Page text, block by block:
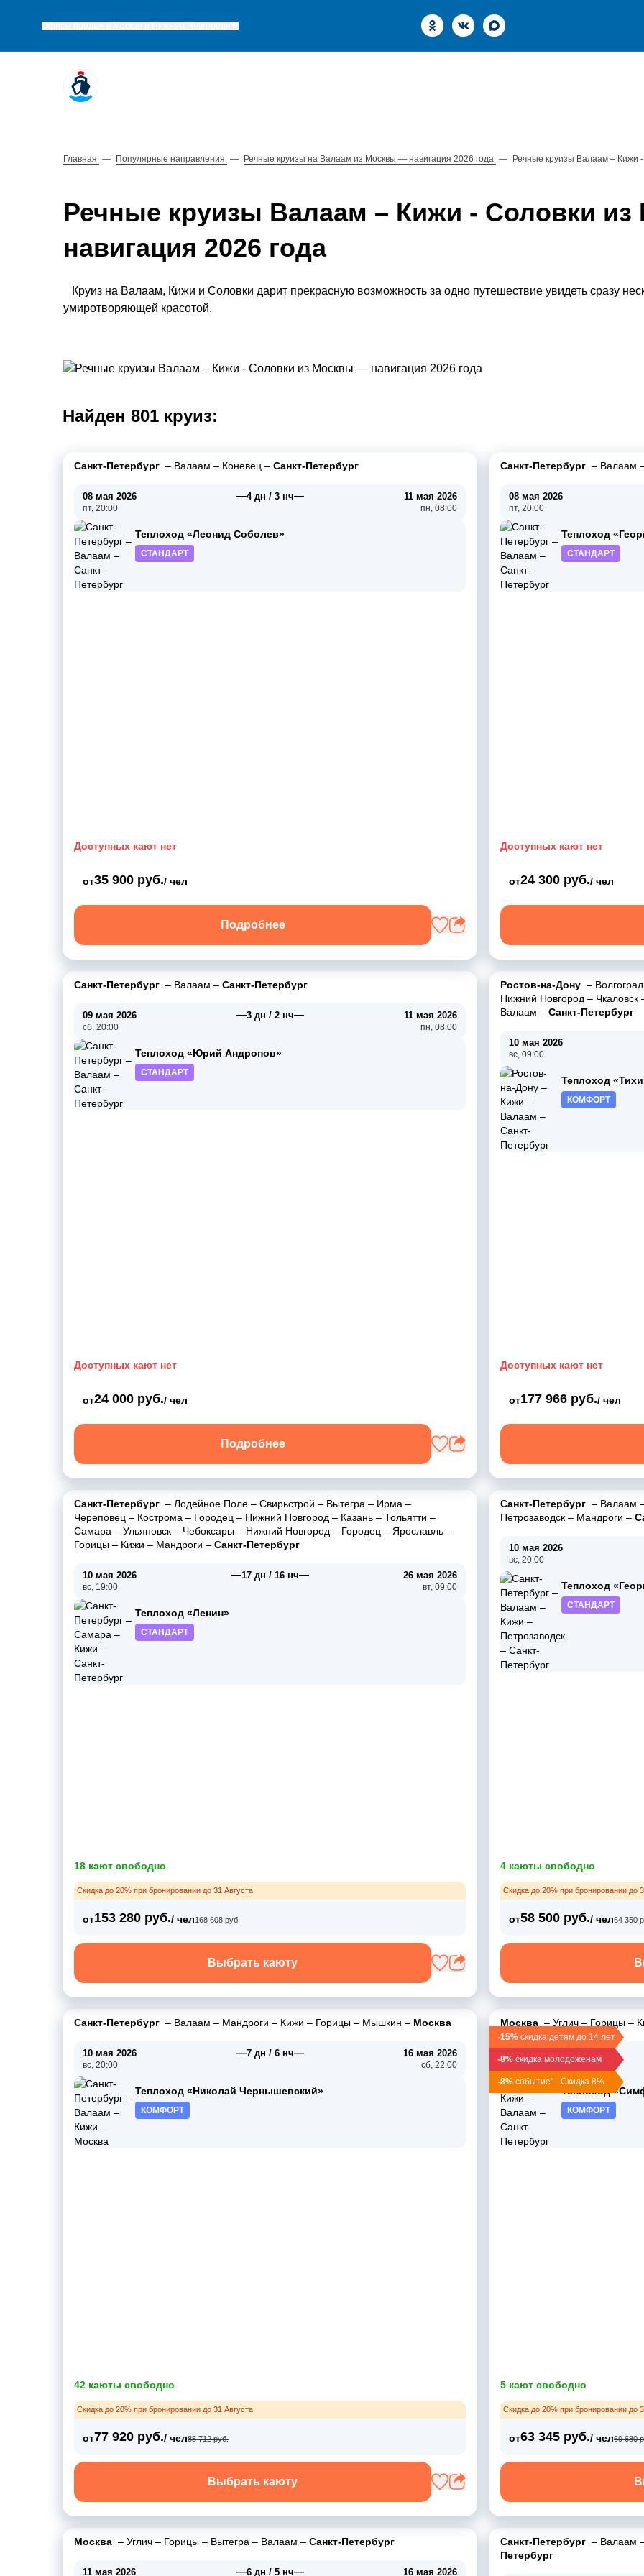
Главная — Популярные направления — Речные круизы на Валаам из Москвы — навигация 2026 года — Речные круизы Валаам – Кижи
Речные круизы Валаам – Кижи - Соловки
навигация 2026 года
Круиз на Валаам, Кижи и Соловки дарит прекрасную возможность за одно путешествие увидеть сразу
умиротворяющей красотой.
Найден 801 круиз:
Санкт-Петербург – Валаам – Коневец – Санкт-Петербург
08 мая 2026
пт, 20:00
—4 дн / 3 нч— 11 мая 2026
пн, 08:00
Теплоход «Леонид Соболев»
СТАНДАРТ
Доступных кают нет
от35 900 руб./ чел
Подробнее
Санкт-Петербург – Валаам
08 мая 2026
пт, 20:00
Теплоход
СТАНДАРТ
Доступных кают нет
от24 300 руб./ чел
Санкт-Петербург – Валаам – Санкт-Петербург
09 мая 2026
сб, 20:00
—3 дн / 2 нч— 11 мая 2026
пн, 08:00
Теплоход «Юрий Андропов»
СТАНДАРТ
Доступных кают нет
от24 000 руб./ чел
Подробнее
Ростов-на-Дону – Волгоград
Нижний Новгород – Чкаловск
Валаам – Санкт-Петербург
10 мая 2026
вс, 09:00
Теплоход
КОМФОРТ
Доступных кают нет
от177 966 руб./ чел
Санкт-Петербург – Лодейное Поле – Свирьстрой – Вытегра – Ирма –
Череповец – Кострома – Городец – Нижний Новгород – Казань – Тольятти –
Самара – Ульяновск – Чебоксары – Нижний Новгород – Городец – Ярославль –
Горицы – Кижи – Мандроги – Санкт-Петербург
10 мая 2026
вс, 19:00
—17 дн / 16 нч— 26 мая 2026
вт, 09:00
Теплоход «Ленин»
СТАНДАРТ
18 кают свободно
Скидка до 20% при бронировании до 31 Августа
от153 280 руб./ чел168 608 руб.
Выбрать каюту
Санкт-Петербург – Валаам
Петрозаводск – Мандроги –
10 мая 2026
вс, 20:00
Теплоход
СТАНДАРТ
4 каюты свободно
Скидка до 20% при бронировании до
от58 500 руб./ чел64 350
Санкт-Петербург – Валаам – Мандроги – Кижи – Горицы – Мышкин – Москва
10 мая 2026
вс, 20:00
—7 дн / 6 нч— 16 мая 2026
сб, 22:00
Теплоход «Николай Чернышевский»
КОМФОРТ
42 каюты свободно
Скидка до 20% при бронировании до 31 Августа
от77 920 руб./ чел85 712 руб.
Выбрать каюту
-15% скидка детям до 14 лет
-8% скидка молодоженам
-8% событие" - Скидка 8%
Москва – Углич – Горицы –
11 мая 2026
пн, 12:30
Теплоход
КОМФОРТ
5 кают свободно
Скидка до 20% при бронировании до
от63 345 руб./ чел69 680
Москва – Углич – Горицы – Вытегра – Валаам – Санкт-Петербург
11 мая 2026 —6 дн / 5 нч— 16 мая 2026
Санкт-Петербург – Валаам
Петербург